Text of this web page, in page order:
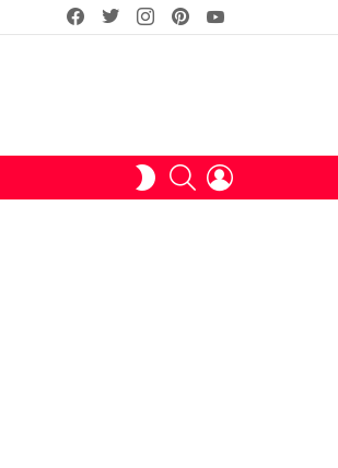
facebooktwitterinstagram
SWITCH
SKIN
SEARCH